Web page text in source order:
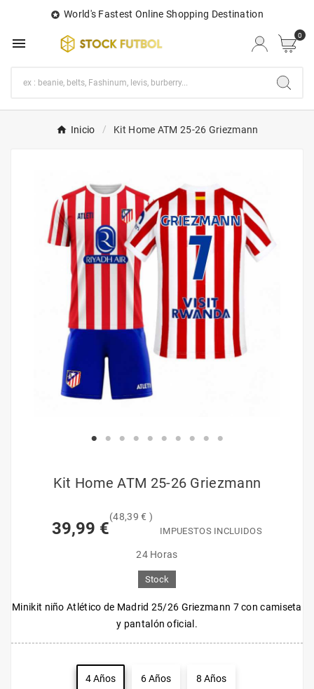
 World's Fastest Online Shopping Destination
 0
Inicio Kit Home ATM 25-26 Griezmann
Kit Home ATM 25-26 Griezmann
39,99 €
(48,39 € )
IMPUESTOS INCLUIDOS
24 Horas
Stock
Minikit niño Atlético de Madrid 25/26 Griezmann 7 con camiseta
y pantalón oficial.
4 Años 6 Años 8 Años